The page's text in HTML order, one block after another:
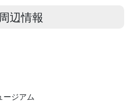
周辺情報
ージアム